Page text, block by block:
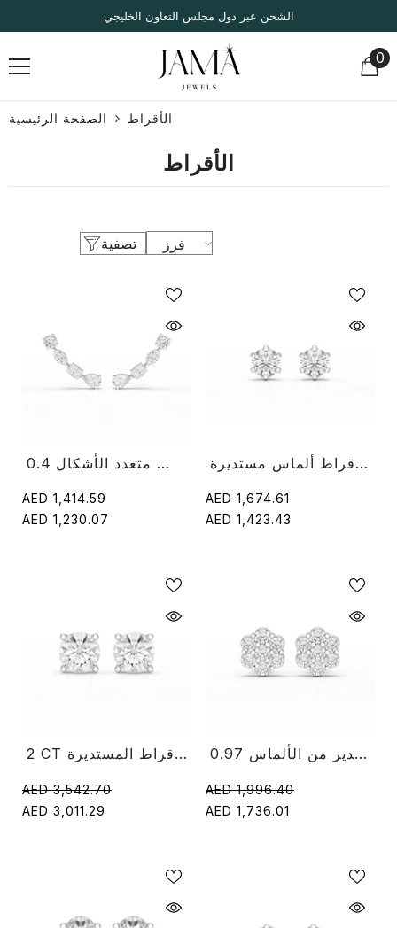
انتقل إلى المحتوىالشحن عبر دول مجلس التعاون الخليجي
00
الصفحة الرئيسية الأقراط
الأقراط
تصفية فرز
0.4 قيراط حلق ألماس متعدد الأشكال
AED 1,414.59
AED 1,230.07
مسمار بسيط 1.00 قيراط أقراط ألماس مستديرة
AED 1,674.61
AED 1,423.43
2 CT ترصيع مختبر الماس الأقراط المستديرة
AED 3,542.70
AED 3,011.29
0.97 قيراط حلق مستدير من الألماس
AED 1,996.40
AED 1,736.01